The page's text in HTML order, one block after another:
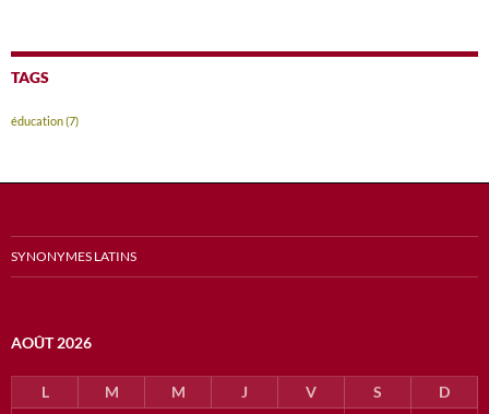
TAGS
éducation(7)
SYNONYMES LATINS
AOÛT 2026
L M M J V S D